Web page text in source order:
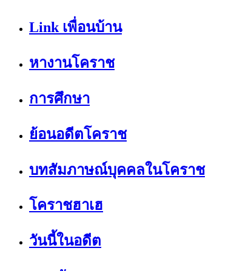
Link เพื่อนบ้าน
หางานโคราช
การศึกษา
ย้อนอดีตโคราช
บทสัมภาษณ์บุคคลในโคราช
โคราชฮาเฮ
วันนี้ในอดีต